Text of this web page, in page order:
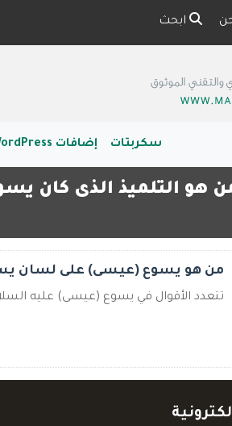
ابحث
سكربتات إضافات WordPress
هو التلميذ الذى كان
من هو يسوع (عيسى) على لسان
تتعدد الأقوال في يسوع (عيسى) عليه